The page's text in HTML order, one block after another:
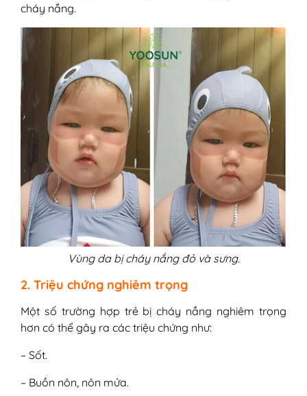
cháy nắng.
Vùng da bị cháy nắng đỏ và sưng.
2. Triệu chứng nghiêm trọng
Một số trường hợp trẻ bị cháy nắng nghiêm trọng
hơn có thể gây ra các triệu chứng như:
– Sốt.
– Buồn nôn, nôn mửa.